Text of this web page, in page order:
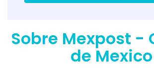
Sobre Mexpost -
de Mexico